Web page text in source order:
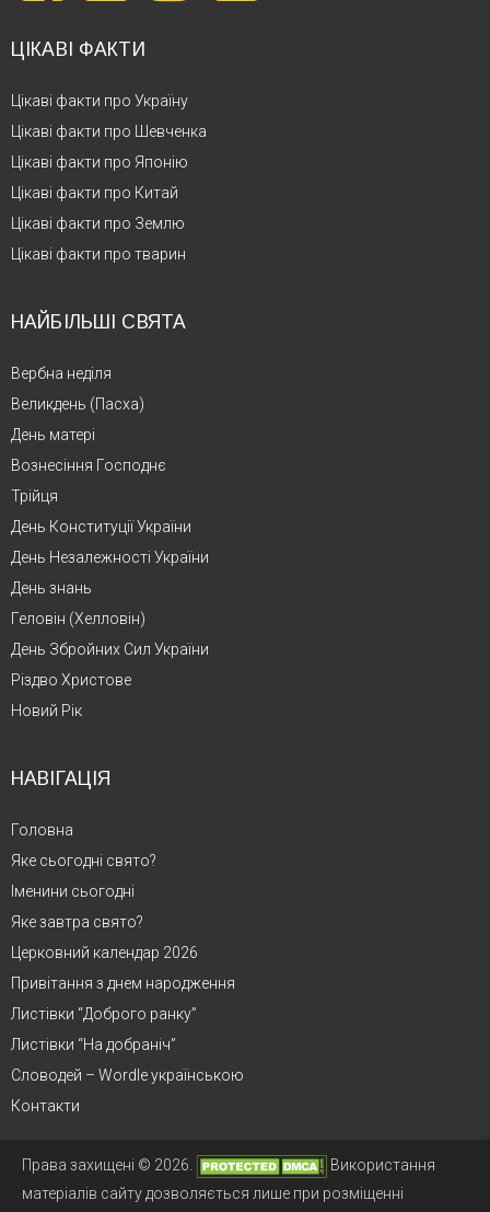
ЦІКАВІ ФАКТИ
Цікаві факти про Україну
Цікаві факти про Шевченка
Цікаві факти про Японію
Цікаві факти про Китай
Цікаві факти про Землю
Цікаві факти про тварин
НАЙБІЛЬШІ СВЯТА
Вербна неділя
Великдень (Пасха)
День матері
Вознесіння Господнє
Трійця
День Конституції України
День Незалежності України
День знань
Геловін (Хелловін)
День Збройних Сил України
Різдво Христове
Новий Рік
НАВІГАЦІЯ
Головна
Яке сьогодні свято?
Іменини сьогодні
Яке завтра свято?
Церковний календар 2026
Привітання з днем народження
Листівки “Доброго ранку”
Листівки “На добраніч”
Словодей – Wordle українською
Контакти
Права захищені © 2026.
Використання
матеріалів сайту дозволяється лише при розміщенні